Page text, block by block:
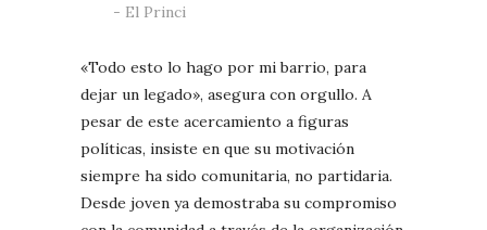
El Princi
«Todo esto lo hago por mi barrio, para
dejar un legado», asegura con orgullo. A
pesar de este acercamiento a figuras
políticas, insiste en que su motivación
siempre ha sido comunitaria, no partidaria.
Desde joven ya demostraba su compromiso